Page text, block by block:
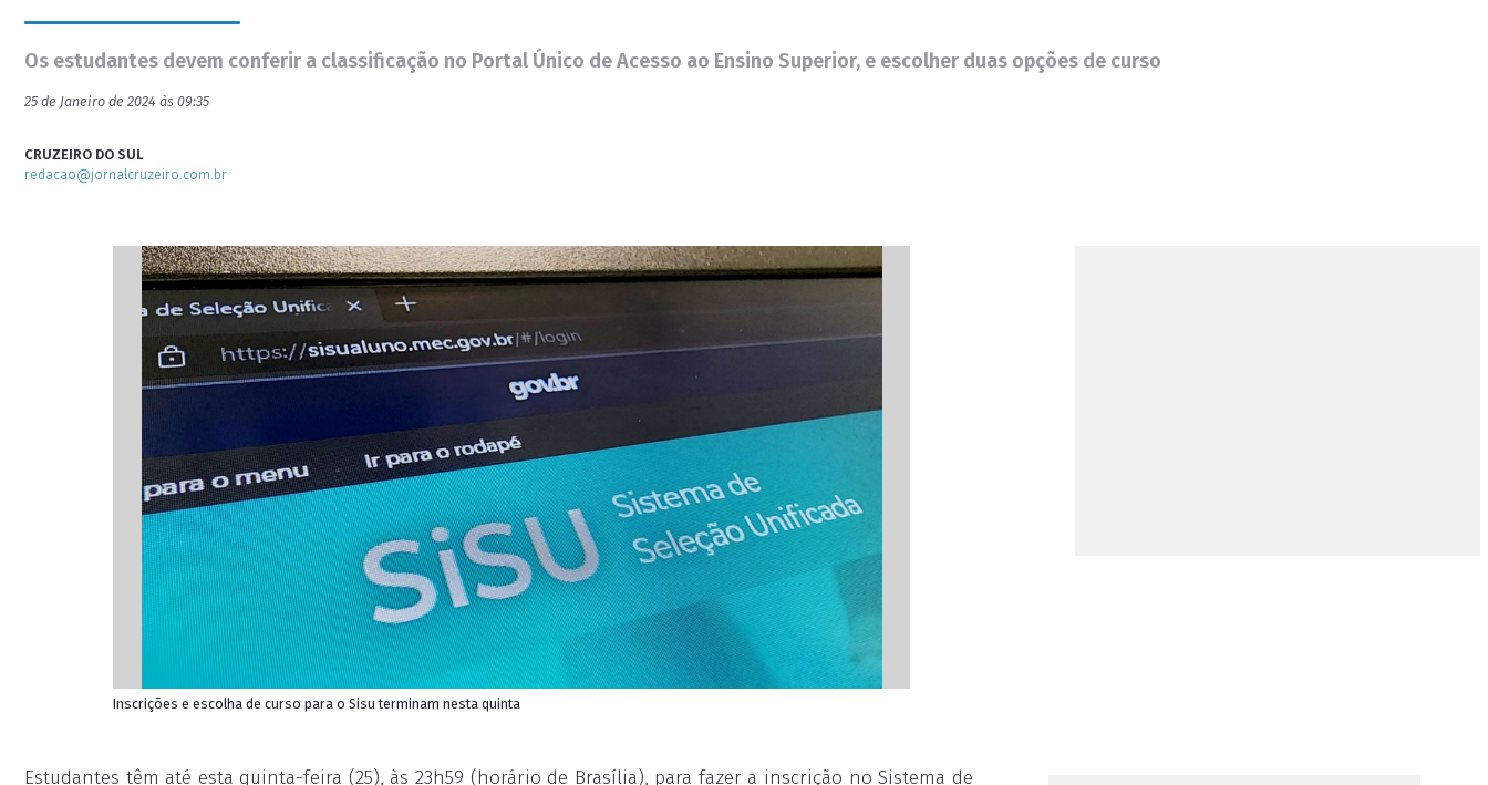
Os estudantes devem conferir a classificação no Portal Único de Acesso ao Ensino Superior, e escolher duas opções de curso
25 de Janeiro de 2024 às 09:35
CRUZEIRO DO SUL
redacao@jornalcruzeiro.com.br
Inscrições e escolha de curso para o Sisu terminam nesta quinta
Estudantes têm até esta quinta-feira (25), às 23h59 (horário de Brasília), para fazer a inscrição no Sistema de